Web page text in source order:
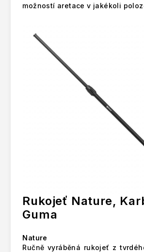
možností aretace v jakékoli
Rukojeť Nature,
Guma
Nature
Ručně vyráběná rukojeť z